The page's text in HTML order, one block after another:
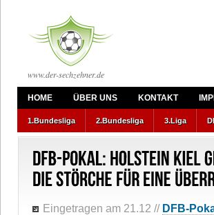
www.der-sechzehner.de
HOME ÜBER UNS KONTAKT
1.Bundesliga 2.Bundesliga 3.Liga
Eingetragen am 21.12 // DFB-